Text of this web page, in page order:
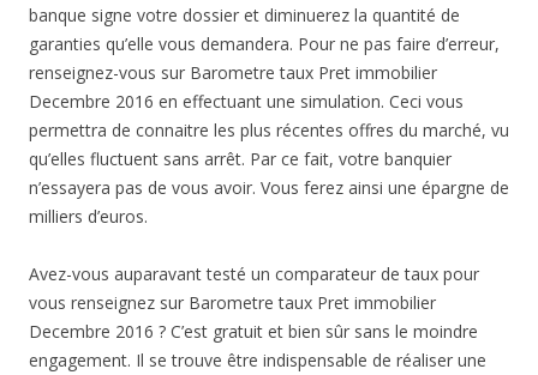
banque signe votre dossier et diminuerez la quantité de
garanties qu’elle vous demandera. Pour ne pas faire d’erreur,
renseignez-vous sur Barometre taux Pret immobilier
Decembre 2016 en effectuant une simulation. Ceci vous
permettra de connaitre les plus récentes offres du marché, vu
qu’elles fluctuent sans arrêt. Par ce fait, votre banquier
n’essayera pas de vous avoir. Vous ferez ainsi une épargne de
milliers d’euros.
Avez-vous auparavant testé un comparateur de taux pour
vous renseignez sur Barometre taux Pret immobilier
Decembre 2016 ? C’est gratuit et bien sûr sans le moindre
engagement. Il se trouve être indispensable de réaliser une